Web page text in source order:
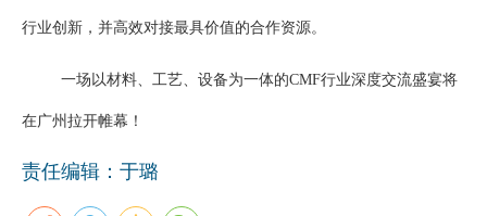
行业创新，并高效对接最具价值的合作资源。
一场以材料、工艺、设备为一体的CMF行业深度交流盛宴将
在广州拉开帷幕！
责任编辑：于璐